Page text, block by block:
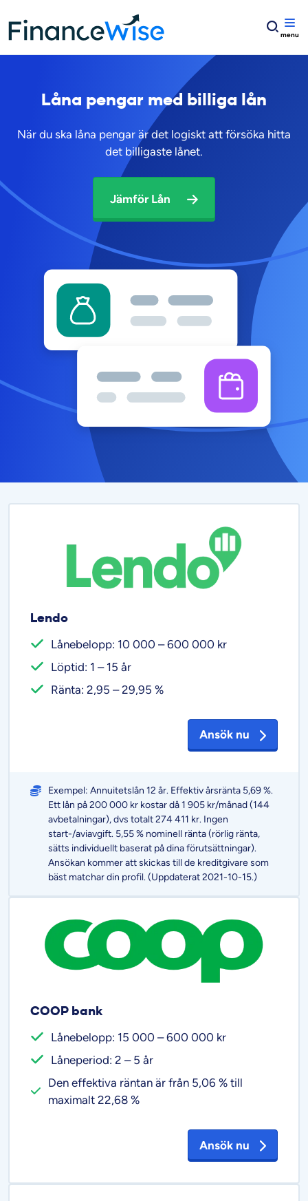
Home Låna pengar Låna pengar med billiga lån
Låna pengar med billiga lån
När du ska låna pengar är det logiskt att försöka hitta
det billigaste lånet.
Jämför Lån
Lendo
Lånebelopp: 10 000 – 600 000 kr
Löptid: 1 – 15 år
Ränta: 2,95 – 29,95 %
Ansök nu
Exempel: Annuitetslån 12 år. Effektiv årsränta 5,69 %.
Ett lån på 200 000 kr kostar då 1 905 kr/månad (144
avbetalningar), dvs totalt 274 411 kr. Ingen
start-/aviavgift. 5,55 % nominell ränta (rörlig ränta,
sätts individuellt baserat på dina förutsättningar).
Ansökan kommer att skickas till de kreditgivare som
bäst matchar din profil. (Uppdaterat 2021-10-15.)
COOP bank
Lånebelopp: 15 000 – 600 000 kr
Låneperiod: 2 – 5 år
Den effektiva räntan är från 5,06 % till
maximalt 22,68 %
Ansök nu